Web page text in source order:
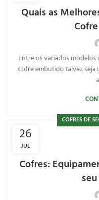
Quais as
Entre os variados
cofre embutido talvez seja
26
JUL
COFRES DE
Cofres: